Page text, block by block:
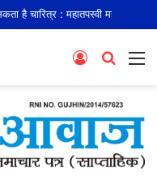
Search
Log